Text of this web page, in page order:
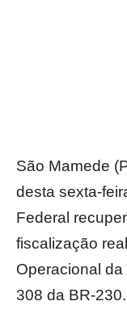
São Mamede
desta sexta-
Federal
fiscalização
Operacional
308 da BR-230.